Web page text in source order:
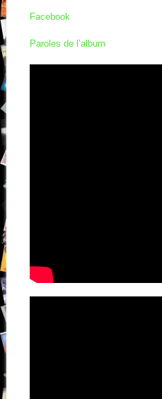
Facebook
Paroles de l’album